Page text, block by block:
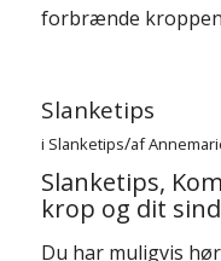
forbrænde
Slanketips
i Slanketips/af
Slanketips,
krop og dit sind
Du har muligvis